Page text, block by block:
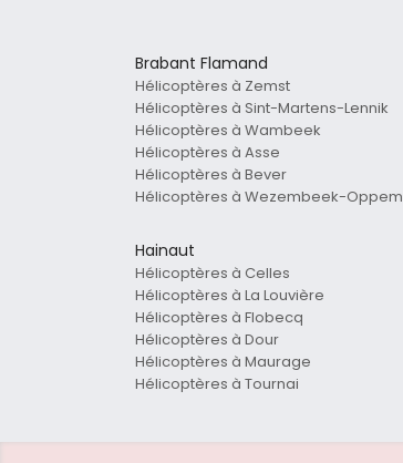
Brabant Flamand
Hélicoptères à Zemst
Hélicoptères à Sint-Martens-Lennik
Hélicoptères à Wambeek
Hélicoptères à Asse
Hélicoptères à Bever
Hélicoptères à Wezembeek-Oppem
Hainaut
Hélicoptères à Celles
Hélicoptères à La Louvière
Hélicoptères à Flobecq
Hélicoptères à Dour
Hélicoptères à Maurage
Hélicoptères à Tournai